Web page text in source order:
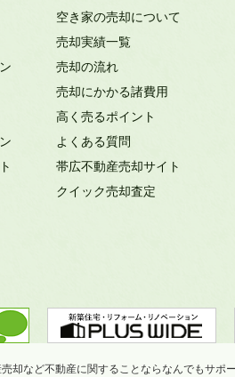
空き家の売却について
売却実績一覧
売却の流れ
売却にかかる諸費用
高く売るポイント
よくある質問
帯広不動産売却サイト
クイック売却査定
却など不動産に関することならなんでもサポ